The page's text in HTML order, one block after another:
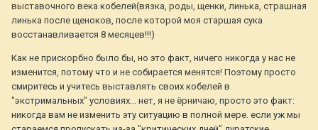
выставочного века кобелей(вязка, роды, щенки, линька, страшная
линька после щеноков, после которой моя старшая сука
восстанавливается 8 месяцев!!!)
Как не прискорбно было бы, но это факт, ничего никогда у нас не
изменится, потому что и не собирается менятся! Поэтому просто
смиритесь и учитесь выставлять своих кобелей в
"экстримальных" условиях... нет, я не ёрничаю, просто это факт:
никогда вам не изменить эту ситуацию в полной мере. если уж мы